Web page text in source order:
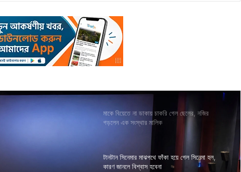
মাকে বিয়েতে না ডাকায় চাকরি গেল ছেলের, নজির
গড়লেন এক সংস্থার মালিক
টানটান সিনেমার মাঝপথে ফাঁকা হয়ে গেল সিনেমা হল,
কারণ জানলে বিশ্বাস হবেনা